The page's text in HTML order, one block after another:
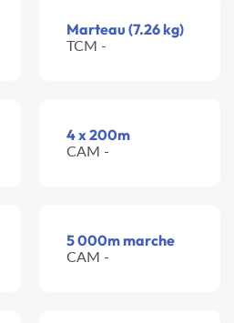
Marteau (7.26 kg)
TCM -
4 x 200m
CAM -
5 000m marche
CAM -